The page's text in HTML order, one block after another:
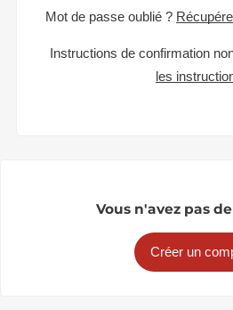
Mot de passe oublié ?
Instructions de confirmation
les
Vous n'avez pas
Créer un